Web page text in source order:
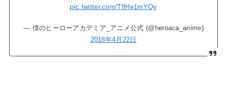
pic.twitter.com/TflHe1mYOy
— 僕のヒーローアカデミア_アニメ公式 (@heroaca_anime)
2018年4月22日